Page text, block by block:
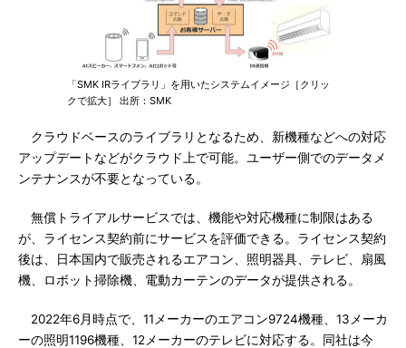
「SMK IRライブラリ」を用いたシステムイメージ［クリッ
クで拡大］ 出所：SMK
クラウドベースのライブラリとなるため、新機種などへの対応
アップデートなどがクラウド上で可能。ユーザー側でのデータメ
ンテナンスが不要となっている。
無償トライアルサービスでは、機能や対応機種に制限はある
が、ライセンス契約前にサービスを評価できる。ライセンス契約
後は、日本国内で販売されるエアコン、照明器具、テレビ、扇風
機、ロボット掃除機、電動カーテンのデータが提供される。
2022年6月時点で、11メーカーのエアコン9724機種、13メーカ
ーの照明1196機種、12メーカーのテレビに対応する。同社は今